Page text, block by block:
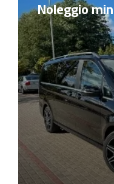
Noleggio